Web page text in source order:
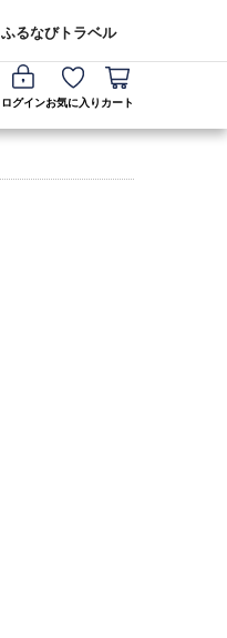
ふるなびトラベル
ログインお気に入り カート